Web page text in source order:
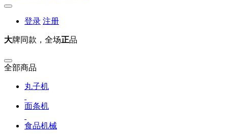
登录 注册
大牌同款，全场正品
全部商品
丸子机
面条机
食品机械